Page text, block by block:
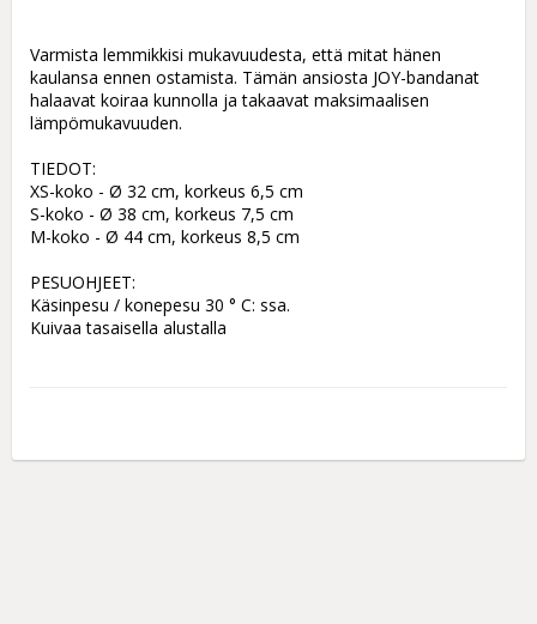
Varmista lemmikkisi mukavuudesta, että mitat hänen
kaulansa ennen ostamista. Tämän ansiosta JOY-bandanat
halaavat koiraa kunnolla ja takaavat maksimaalisen
lämpömukavuuden.
TIEDOT:
XS-koko - Ø 32 cm, korkeus 6,5 cm
S-koko - Ø 38 cm, korkeus 7,5 cm
M-koko - Ø 44 cm, korkeus 8,5 cm
PESUOHJEET:
Käsinpesu / konepesu 30 ° C: ssa.